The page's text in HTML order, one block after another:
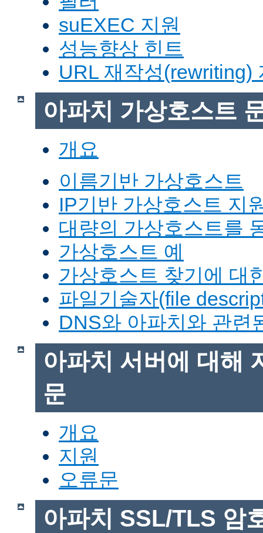
suEXEC 지원
성능향상 힌트
URL 재작성(rewriting)
아파치 가상호스트
개요
이름기반 가상호스트
IP기반 가상호스트 지
대량의 가상호스트를
가상호스트 예
가상호스트 찾기에 대
파일기술자(file
DNS와 아파치와 관련
아파치 서버에 대해
문
개요
지원
오류문
아파치 SSL/TLS 암